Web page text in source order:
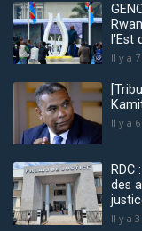
l'Est
Il y a
Il y a
des
Il y a